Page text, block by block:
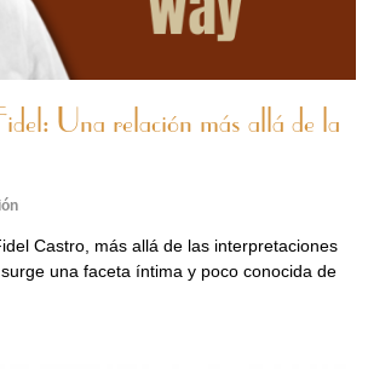
Una relación más allá de la
Castro, más allá de las interpretaciones
una faceta íntima y poco conocida de